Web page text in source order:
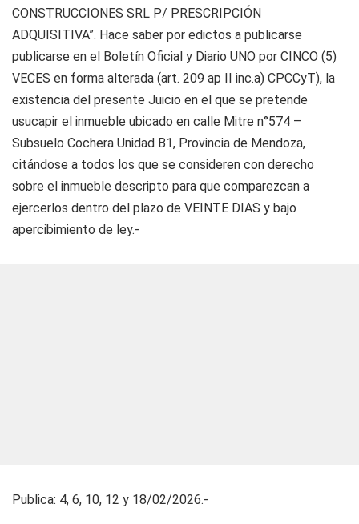
CONSTRUCCIONES SRL P/ PRESCRIPCIÓN
ADQUISITIVA”. Hace saber por edictos a publicarse
publicarse en el Boletín Oficial y Diario UNO por CINCO (5)
VECES en forma alterada (art. 209 ap II inc.a) CPCCyT), la
existencia del presente Juicio en el que se pretende
usucapir el inmueble ubicado en calle Mitre n°574 –
Subsuelo Cochera Unidad B1, Provincia de Mendoza,
citándose a todos los que se consideren con derecho
sobre el inmueble descripto para que comparezcan a
ejercerlos dentro del plazo de VEINTE DIAS y bajo
apercibimiento de ley.-
Publica: 4, 6, 10, 12 y 18/02/2026.-